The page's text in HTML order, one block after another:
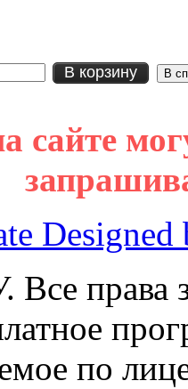
В корзину
Designed
Все права
по